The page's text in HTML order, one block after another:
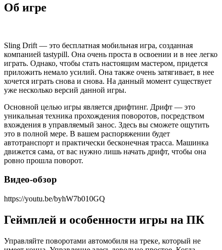
Об игре
Sling Drift — это бесплатная мобильная игра, созданная
компанией tastypill. Она очень проста в освоении и в нее легко
играть. Однако, чтобы стать настоящим мастером, придется
приложить немало усилий. Она также очень затягивает, в нее
хочется играть снова и снова. На данный момент существует
уже несколько версий данной игры.
Основной целью игры является дрифтинг. Дрифт — это
уникальная техника прохождения поворотов, посредством
вхождения в управляемый занос. Здесь вы сможете ощутить
это в полной мере. В вашем распоряжении будет
автотранспорт и практически бесконечная трасса. Машинка
движется сама, от вас нужно лишь начать дрифт, чтобы она
ровно прошла поворот.
Видео-обзор
https://youtu.be/byhW7b010GQ
Геймплей и особенности игры на ПК
Управляйте поворотами автомобиля на треке, который не